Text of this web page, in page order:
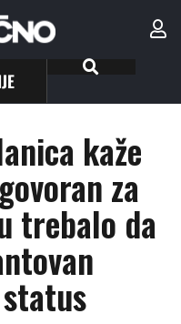
kaže
za
trebalo da